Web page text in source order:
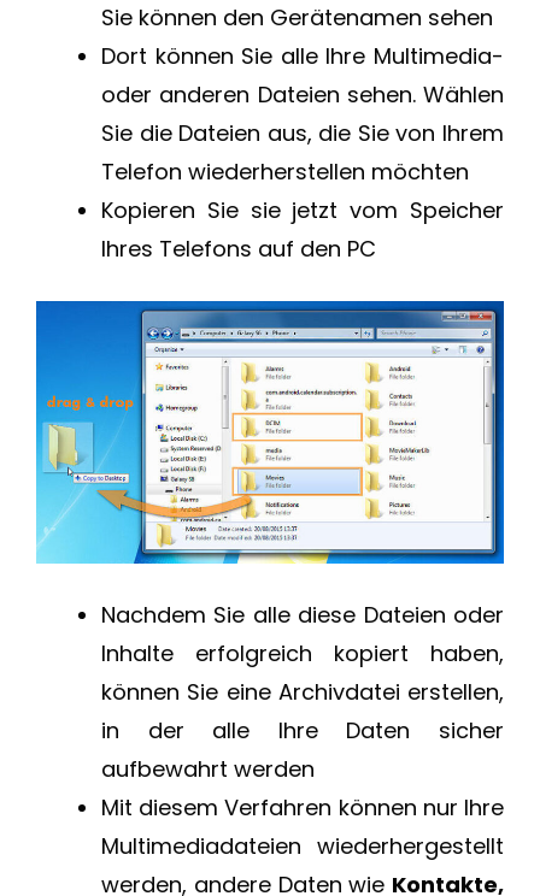
Sie können den Gerätenamen sehen
Dort können Sie alle Ihre Multimedia-
oder anderen Dateien sehen. Wählen
Sie die Dateien aus, die Sie von Ihrem
Telefon wiederherstellen möchten
Kopieren Sie sie jetzt vom Speicher
Ihres Telefons auf den PC
Nachdem Sie alle diese Dateien oder
Inhalte erfolgreich kopiert haben,
können Sie eine Archivdatei erstellen,
in der alle Ihre Daten sicher
aufbewahrt werden
Mit diesem Verfahren können nur Ihre
Multimediadateien wiederhergestellt
werden, andere Daten wie Kontakte,